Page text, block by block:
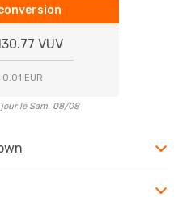
VUV
0.01 EUR
le Sam. 08/08